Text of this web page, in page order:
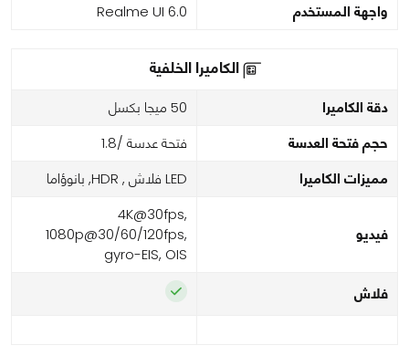
واجهة المستخدم Realme UI 6.0
الكاميرا الخلفية
دقة الكاميرا 50 ميجا بكسل
حجم فتحة العدسة فتحة عدسة /1.8
مميزات الكاميرا LED فلاش , HDR, بانوؤاما
فيديو
4K@30fps,
1080p@30/60/120fps,
gyro-EIS, OIS
فلاش